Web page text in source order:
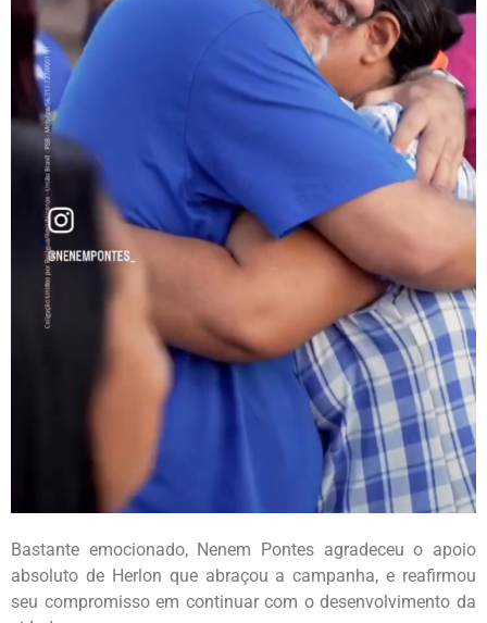
Bastante emocionado, Nenem Pontes agradeceu o apoio
absoluto de Herlon que abraçou a campanha, e reafirmou
seu compromisso em continuar com o desenvolvimento da